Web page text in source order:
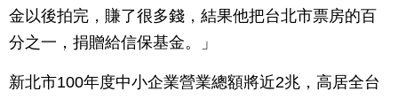
金以後拍完，賺了很多錢，結果他把台北市票房的百
分之一，捐贈給信保基金。」
新北市100年度中小企業營業總額將近2兆，高居全台